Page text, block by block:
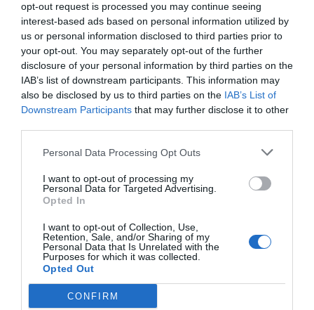
opt-out request is processed you may continue seeing
interest-based ads based on personal information utilized by
us or personal information disclosed to third parties prior to
your opt-out. You may separately opt-out of the further
disclosure of your personal information by third parties on the
IAB’s list of downstream participants. This information may
also be disclosed by us to third parties on the IAB’s List of
Downstream Participants that may further disclose it to other
Personal Data Processing Opt Outs
I want to opt-out of processing my
Personal Data for Targeted Advertising.
Opted In
I want to opt-out of Collection, Use,
Retention, Sale, and/or Sharing of my
Personal Data that Is Unrelated with the
Purposes for which it was collected.
Opted Out
CONFIRM
Ακαταλληλος
Ο χώρος είναι ακατάλληλος και δεν
έπρεπε να βγει δελτιο. Συγγνώμη ερεπε να
ζητήσουν,είναι αδιανόητο να βάζουν χώρο
συγκέντρωσης 40 μέτρα από το κύμα. Με 2
μέτρα κύμα θα χαθούν ανθρώπινες ζωές.
Ανώνυμος
Νικος
Καμπουρακη είσαι για τα πανηγύρια Αλλα
είσαι κάποιος σε έχει κάνει να μην ακούς
τίποτα άλλο από το αρρωστημένο σου εγώ
Να εύχεσαι να μην γίνει τσουναμι θα